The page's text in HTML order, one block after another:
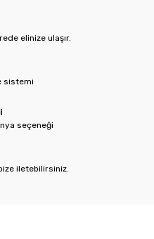
üzerindeki kurdeleye
Pleksi (Ayna)
üzerine işliyoruz.
dayanıklı ve şeffaf asetat
renkli kurdele süslemeleriyle
içeren sade modeller,
elinize ulaşır.
sistemi
seçeneği
iletebilirsiniz.